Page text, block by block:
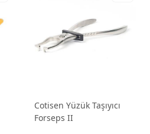
Cotisen Yüzük Taşıyıcı
Forseps II